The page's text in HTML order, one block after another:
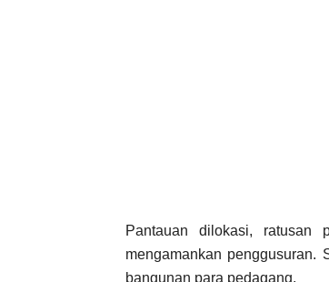
Pantauan dilokasi, ratusan
mengamankan penggusuran.
bangunan para pedagang.